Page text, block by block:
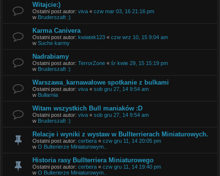
Witajcie:)
Ostatni post autor: viva « czw mar 03, 16 21:16 pm
w Bruderszaft :)
Karma Canivera
Ostatni post autor: kwiatek123 « czw wrz 10, 15 9:04 am
w Suche karmy
Nadrabiamy
Ostatni post autor: TerrorZone « śr kwie 29, 15 15:19 pm
w Bruderszaft :)
Warszawa_karnawałowe spotkanie z bulkami
Ostatni post autor: viva « sob gru 27, 14 9:54 am
w Bullarnia
Witam wszystkich Bull maniaków :D
Ostatni post autor: viva « sob gru 27, 14 9:54 am
w Bruderszaft :)
Relacje i wyniki z wystaw w Bullterrierach Miniaturowych.
Ostatni post autor: cerbera « czw gru 11, 14 20:05 pm
w O Bulterierze Miniaturowym..
Historia rasy Bullterriera Miniaturowego
Ostatni post autor: cerbera « czw gru 11, 14 19:40 pm
w O Bulterierze Miniaturowym..